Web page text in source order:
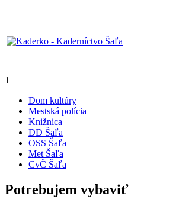
1
Dom kultúry
Mestská polícia
Knižnica
DD Šaľa
OSS Šaľa
Met Šaľa
CvČ Šaľa
Potrebujem vybaviť